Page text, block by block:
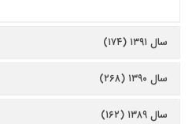
سال ۱۳۹۱ (۱۷۴)
سال ۱۳۹۰ (۲۶۸)
سال ۱۳۸۹ (۱۶۲)